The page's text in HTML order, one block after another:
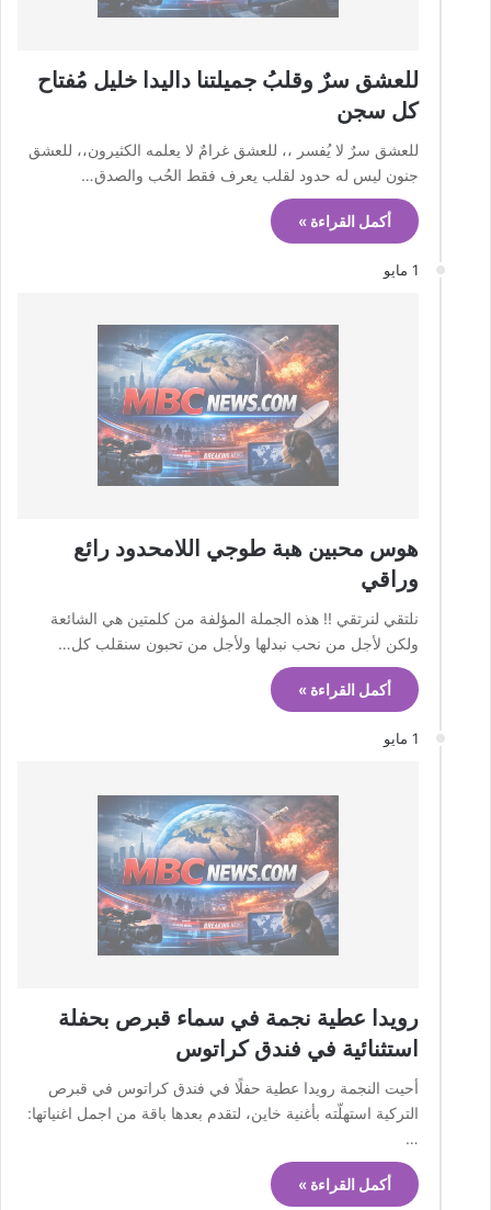
للعشق سرٌ وقلبُ جميلتنا داليدا خليل مُفتاح
كل سجن
للعشق سرٌ لا يُفسر ،، للعشق غرامٌ لا يعلمه الكثيرون،، للعشق
جنون ليس له حدود لقلب يعرف فقط الحُب والصدق…
أكمل القراءة »
1 مايو
هوس محبين هبة طوجي اللامحدود رائع
وراقي
نلتقي لنرتقي !! هذه الجملة المؤلفة من كلمتين هي الشائعة
ولكن لأجل من نحب نبدلها ولأجل من تحبون سنقلب كل…
أكمل القراءة »
1 مايو
رويدا عطية نجمة في سماء قبرص بحفلة
استثنائية في فندق كراتوس
أحيت النجمة رويدا عطية حفلًا في فندق كراتوس في قبرص
التركية استهلّته بأغنية خاين، لتقدم بعدها باقة من اجمل اغنياتها:
…
أكمل القراءة »